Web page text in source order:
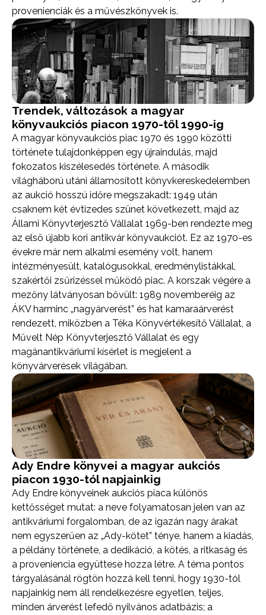
provenienciák és a művészkönyvek is.
Trendek, változások a magyar
könyvaukciós piacon 1970-től 1990-ig
A magyar könyvaukciós piac 1970 és 1990 közötti
története tulajdonképpen egy újraindulás, majd
fokozatos kiszélesedés története. A második
világháború utáni államosított könyvkereskedelemben
az aukció hosszú időre megszakadt: 1949 után
csaknem két évtizedes szünet következett, majd az
Állami Könyvterjesztő Vállalat 1969-ben rendezte meg
az első újabb kori antikvár könyvaukciót. Ez az 1970-es
évekre már nem alkalmi esemény volt, hanem
intézményesült, katalógusokkal, eredménylistákkal,
szakértői zsűrizéssel működő piac. A korszak végére a
mezőny látványosan bővült: 1989 novemberéig az
ÁKV harminc „nagyárverést” és hat kamaraárverést
rendezett, miközben a Téka Könyvértékesítő Vállalat, a
Művelt Nép Könyvterjesztő Vállalat és egy
magánantikváriumi kísérlet is megjelent a
könyvárverések világában.
Ady Endre könyvei a magyar aukciós
piacon 1930-tól napjainkig
Ady Endre könyveinek aukciós piaca különös
kettősséget mutat: a neve folyamatosan jelen van az
antikváriumi forgalomban, de az igazán nagy árakat
nem egyszerűen az „Ady-kötet” ténye, hanem a kiadás,
a példány története, a dedikáció, a kötés, a ritkaság és
a proveniencia együttese hozza létre. A téma pontos
tárgyalásánál rögtön hozzá kell tenni, hogy 1930-tól
napjainkig nem áll rendelkezésre egyetlen, teljes,
minden árverést lefedő nyilvános adatbázis; a